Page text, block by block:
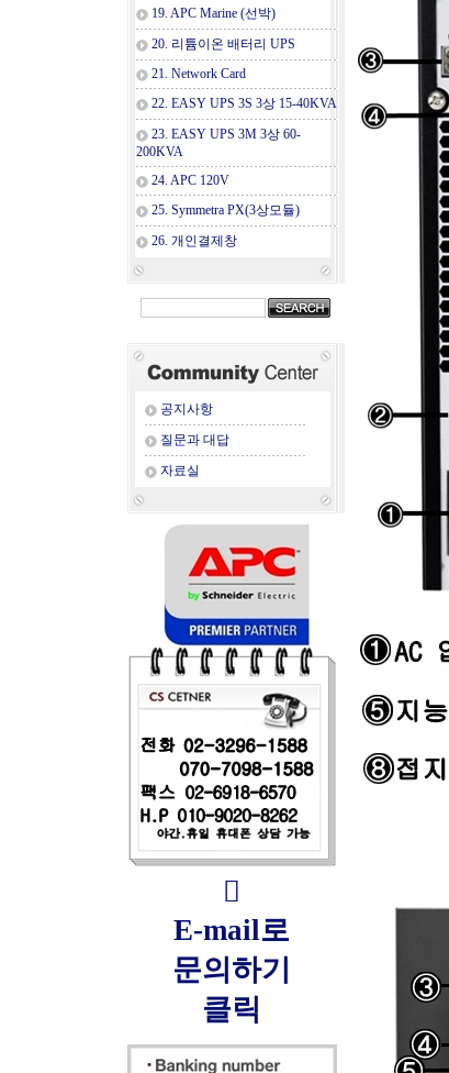
19. APC Marine (선박)
20. 리튬이온 배터리 UPS
21. Network Card
22. EASY UPS 3S 3상 15-40KVA
23. EASY UPS 3M 3상 60-
200KVA
24. APC 120V
25. Symmetra PX(3상모듈)
26. 개인결제창
공지사항
질문과 대답
자료실

E-mail로
문의하기
클릭